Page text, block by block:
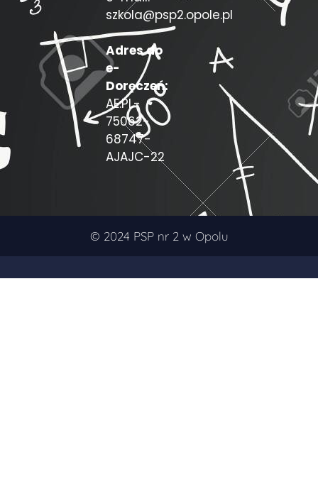
szkola@psp2.opole.pl
Adres do
e-
Doręczeń:
AE:PL-
75062-
68747-
AJAJC-22
© 2024 PSP nr 2 w Opolu